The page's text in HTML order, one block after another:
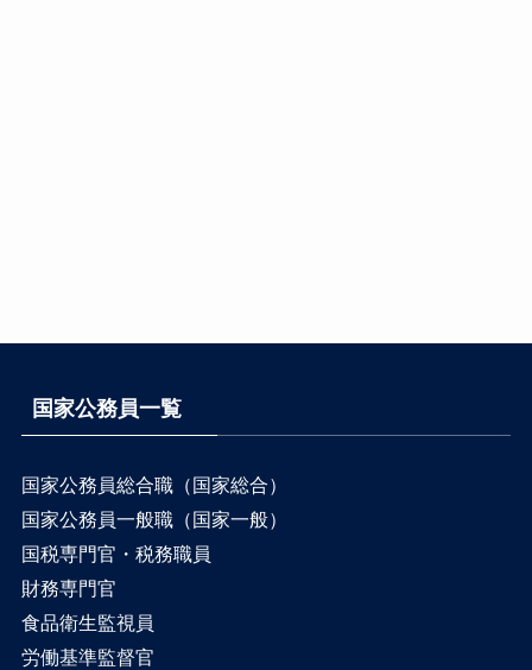
国家公務員一覧
国家公務員総合職（国家総合）
国家公務員一般職（国家一般）
国税専門官・税務職員
財務専門官
食品衛生監視員
労働基準監督官